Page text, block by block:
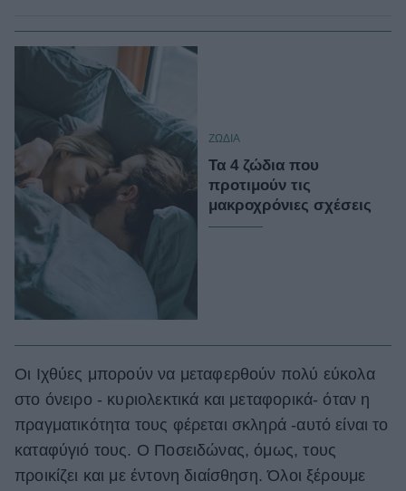
ΖΩΔΙΑ
Τα 4 ζώδια που
προτιμούν τις
μακροχρόνιες σχέσεις
Οι Ιχθύες μπορούν να μεταφερθούν πολύ εύκολα
στο όνειρο - κυριολεκτικά και μεταφορικά- όταν η
πραγματικότητα τους φέρεται σκληρά -αυτό είναι το
καταφύγιό τους. Ο Ποσειδώνας, όμως, τους
προικίζει και με έντονη διαίσθηση. Όλοι ξέρουμε